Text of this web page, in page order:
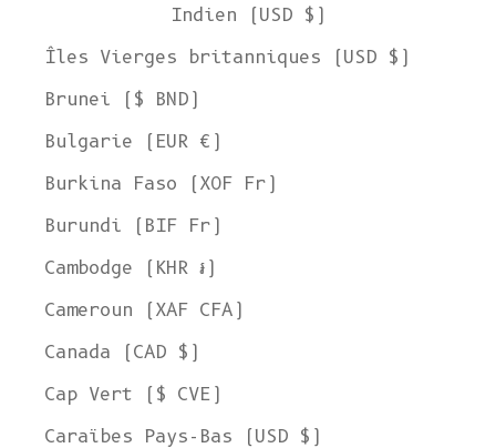
Indien (USD $)
Îles Vierges britanniques (USD $)
Brunei ($ BND)
Bulgarie (EUR €)
Burkina Faso (XOF Fr)
Burundi (BIF Fr)
Cambodge (KHR ៛)
Cameroun (XAF CFA)
Canada (CAD $)
Cap Vert ($ CVE)
Caraïbes Pays-Bas (USD $)